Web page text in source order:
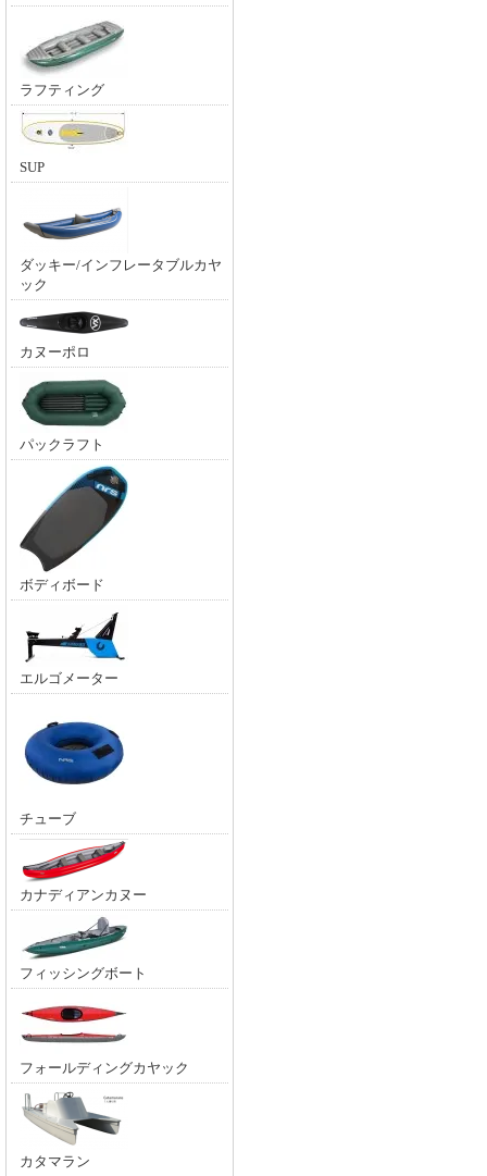
ラフティング
SUP
ダッキー/インフレータブルカヤ
ック
カヌーポロ
パックラフト
ボディボード
エルゴメーター
チューブ
カナディアンカヌー
フィッシングボート
フォールディングカヤック
カタマラン